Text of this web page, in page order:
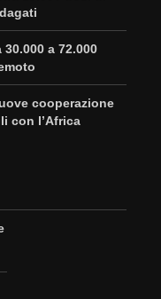
a 72.000
cooperazione
con l’Africa